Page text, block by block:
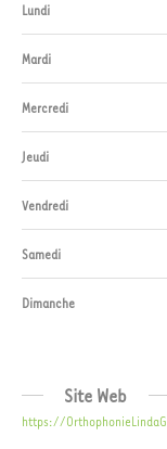
Lundi
Mardi
Mercredi
Jeudi
Vendredi
Samedi
Dimanche
Site Web
https://